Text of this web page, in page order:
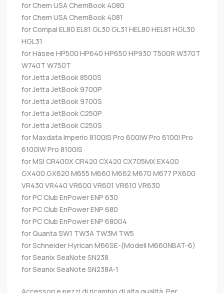
for Chem USA ChemBook 4080
for Chem USA ChemBook 4081
for Compal EL80 EL81 GL30 GL31 HEL80 HEL81 HGL30
HGL31
for Hasee HP500 HP640 HP650 HP930 T500R W370T
W740T W750T
for Jetta JetBook 8500S
for Jetta JetBook 9700P
for Jetta JetBook 9700S
for Jetta JetBook C250P
for Jetta JetBook C250S
for Maxdata Imperio 8100IS Pro 600IW Pro 6100I Pro
6100IW Pro 8100IS
for MSI CR400X CR420 CX420 CX705MX EX400
GX400 GX620 M655 M660 M662 M670 M677 PX600
VR430 VR440 VR600 VR601 VR610 VR630
for PC Club EnPower ENP 630
for PC Club EnPower ENP 680
for PC Club EnPower ENP 68004
for Quanta SW1 TW3A TW3M TW5
for Schneider Hyrican M66SE-(Modell M660NBAT-6)
for Seanix SeaNote SN238
for Seanix SeaNote SN238A-1